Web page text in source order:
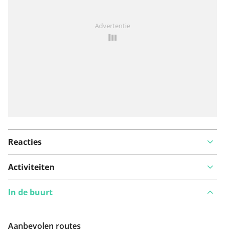
Advertentie
Reacties
Activiteiten
In de buurt
Aanbevolen routes